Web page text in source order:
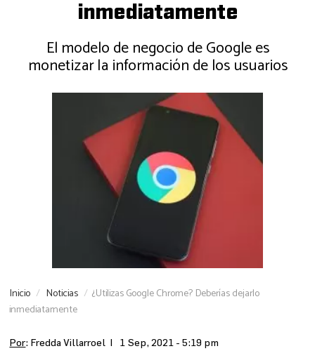
inmediatamente
El modelo de negocio de Google es
monetizar la información de los usuarios
Inicio Noticias
¿Utilizas Google Chrome? Deberías dejarlo
inmediatamente
Por: Fredda Villarroel | 1 Sep, 2021 - 5:19 pm